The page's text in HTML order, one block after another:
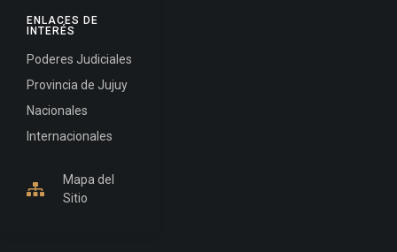
ENLACES DE
INTERÉS
Poderes Judiciales
Provincia de Jujuy
Nacionales
Internacionales
Mapa del
Sitio